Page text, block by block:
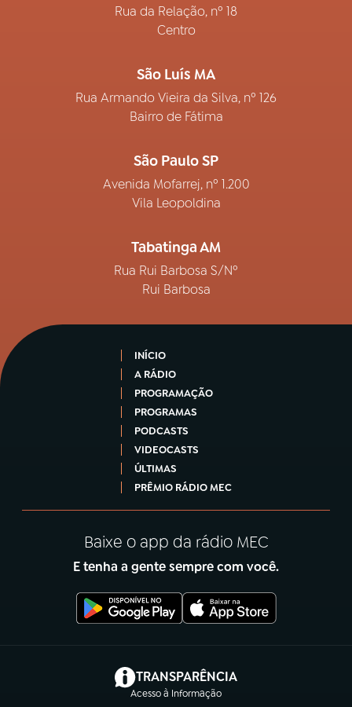
Rua da Relação, nº 18
Centro
São Luís MA
Rua Armando Vieira da Silva, nº 126
Bairro de Fátima
São Paulo SP
Avenida Mofarrej, nº 1.200
Vila Leopoldina
Tabatinga AM
Rua Rui Barbosa S/Nº
Rui Barbosa
INÍCIO
A RÁDIO
PROGRAMAÇÃO
PROGRAMAS
PODCASTS
VIDEOCASTS
ÚLTIMAS
PRÊMIO RÁDIO MEC
Baixe o app da rádio MEC
E tenha a gente sempre com você.
TRANSPARÊNCIA
Acesso à Informação
(abre em nova aba)